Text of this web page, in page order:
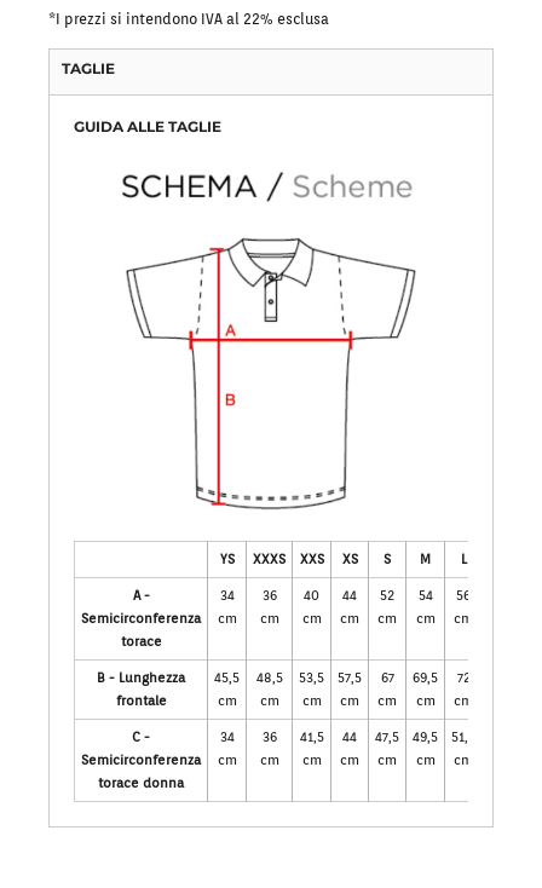
*I prezzi si intendono IVA al 22% esclusa
TAGLIE
GUIDA ALLE TAGLIE
YS XXXS XXS XS S M L
A -
Semicirconferenza
torace
34
cm
36
cm
40
cm
44
cm
52
cm
54
cm
56
cm
B - Lunghezza
frontale
45,5
cm
48,5
cm
53,5
cm
57,5
cm
67
cm
69,5
cm
72
cm
C -
Semicirconferenza
torace donna
34
cm
36
cm
41,5
cm
44
cm
47,5
cm
49,5
cm
51,5
cm